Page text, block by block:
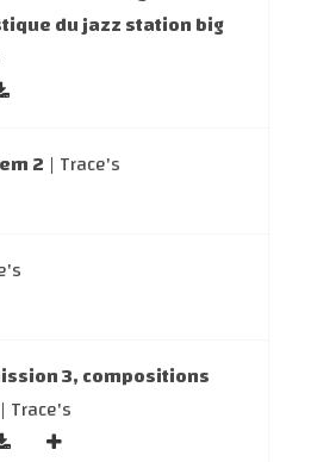
du jazz station big
2 | Trace's
3, compositions
| Trace's